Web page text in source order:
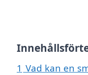
1 Vad kan en